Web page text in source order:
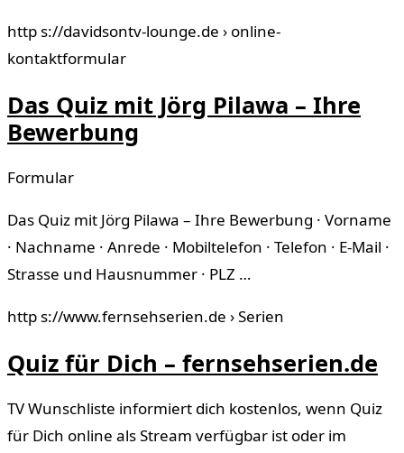
http s://davidsontv-lounge.de › online-
kontaktformular
Das Quiz mit Jörg Pilawa – Ihre
Bewerbung
Formular
Das Quiz mit Jörg Pilawa – Ihre Bewerbung · Vorname
· Nachname · Anrede · Mobiltelefon · Telefon · E-Mail ·
Strasse und Hausnummer · PLZ …
http s://www.fernsehserien.de › Serien
Quiz für Dich – fernsehserien.de
TV Wunschliste informiert dich kostenlos, wenn Quiz
für Dich online als Stream verfügbar ist oder im